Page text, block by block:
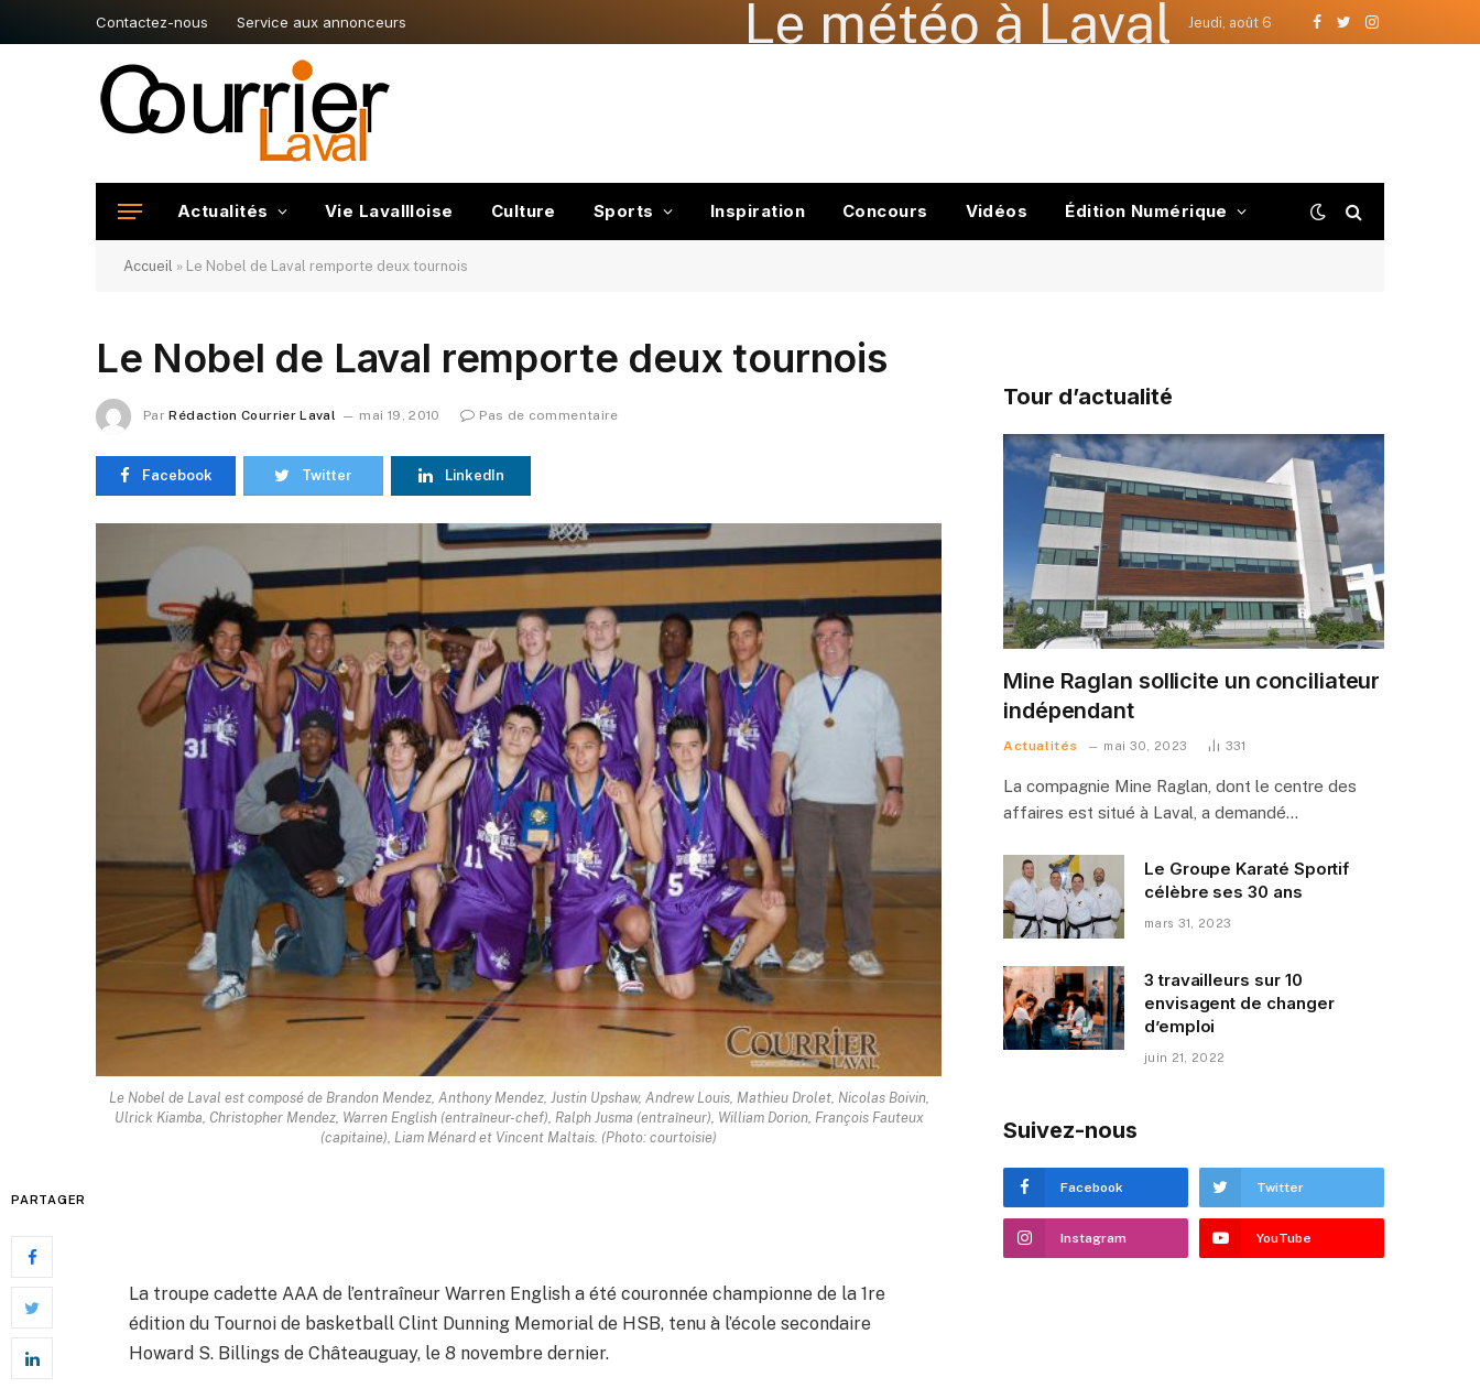
Contactez-nous Service aux annonceurs Le météo à Laval Jeudi, août 6
Facebook
TwitterInstagram
Actualités Vie Lavallloise Culture Sports Inspiration Concours Vidéos Édition Numérique
Accueil » Le Nobel de Laval remporte deux tournois
Le Nobel de Laval remporte deux tournois
Par Rédaction Courrier Laval mai 19, 2010 Pas de commentaire
Facebook Twitter LinkedIn
Le Nobel de Laval est composé de Brandon Mendez, Anthony Mendez, Justin Upshaw, Andrew Louis, Mathieu Drolet, Nicolas Boivin,
Ulrick Kiamba, Christopher Mendez, Warren English (entraîneur-chef), Ralph Jusma (entraîneur), William Dorion, François Fauteux
(capitaine), Liam Ménard et Vincent Maltais. (Photo: courtoisie)
PARTAGER
La troupe cadette AAA de l’entraîneur Warren English a été couronnée championne de la 1re
édition du Tournoi de basketball Clint Dunning Memorial de HSB, tenu à l’école secondaire
Howard S. Billings de Châteauguay, le 8 novembre dernier.
Tour d’actualité
Mine Raglan sollicite un conciliateur
indépendant
Actualités mai 30, 2023 331
La compagnie Mine Raglan, dont le centre des
affaires est situé à Laval, a demandé…
Le Groupe Karaté Sportif
célèbre ses 30 ans
mars 31, 2023
3 travailleurs sur 10
envisagent de changer
d’emploi
juin 21, 2022
Suivez-nous
Facebook Twitter
Instagram YouTube